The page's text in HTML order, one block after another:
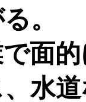
。
面
水